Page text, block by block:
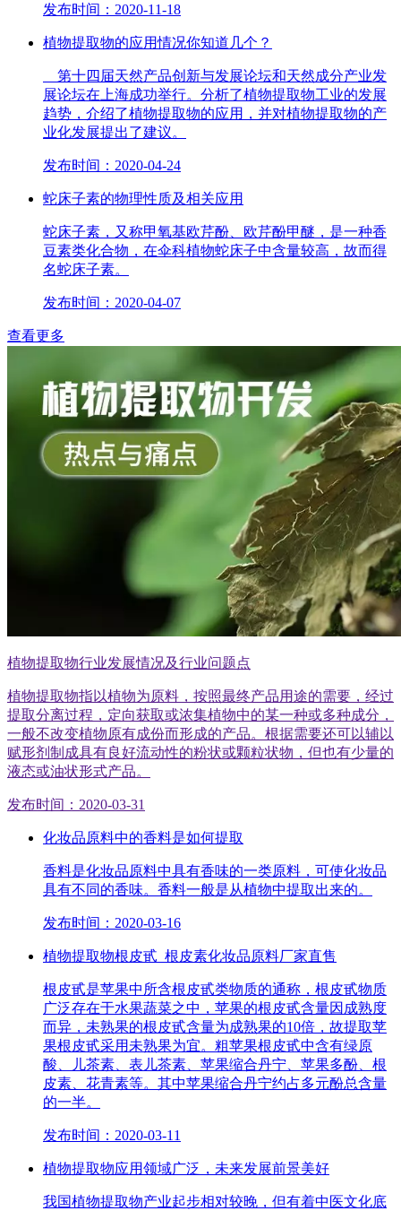
发布时间：2020-11-18
植物提取物的应用情况你知道几个？
第十四届天然产品创新与发展论坛和天然成分产业发
展论坛在上海成功举行。分析了植物提取物工业的发展
趋势，介绍了植物提取物的应用，并对植物提取物的产
业化发展提出了建议。
发布时间：2020-04-24
蛇床子素的物理性质及相关应用
蛇床子素，又称甲氧基欧芹酚、欧芹酚甲醚，是一种香
豆素类化合物，在伞科植物蛇床子中含量较高，故而得
名蛇床子素。
发布时间：2020-04-07
查看更多
植物提取物行业发展情况及行业问题点
植物提取物指以植物为原料，按照最终产品用途的需要，经过
提取分离过程，定向获取或浓集植物中的某一种或多种成分，
一般不改变植物原有成份而形成的产品。根据需要还可以辅以
赋形剂制成具有良好流动性的粉状或颗粒状物，但也有少量的
液态或油状形式产品。
发布时间：2020-03-31
化妆品原料中的香料是如何提取
香料是化妆品原料中具有香味的一类原料，可使化妆品
具有不同的香味。香料一般是从植物中提取出来的。
发布时间：2020-03-16
植物提取物根皮甙_根皮素化妆品原料厂家直售
根皮甙是苹果中所含根皮甙类物质的通称，根皮甙物质
广泛存在于水果蔬菜之中，苹果的根皮甙含量因成熟度
而异，未熟果的根皮甙含量为成熟果的10倍，故提取苹
果根皮甙采用未熟果为宜。粗苹果根皮甙中含有绿原
酸、儿茶素、表儿茶素、苹果缩合丹宁、苹果多酚、根
皮素、花青素等。其中苹果缩合丹宁约占多元酚总含量
的一半。
发布时间：2020-03-11
植物提取物应用领域广泛，未来发展前景美好
我国植物提取物产业起步相对较晚，但有着中医文化底